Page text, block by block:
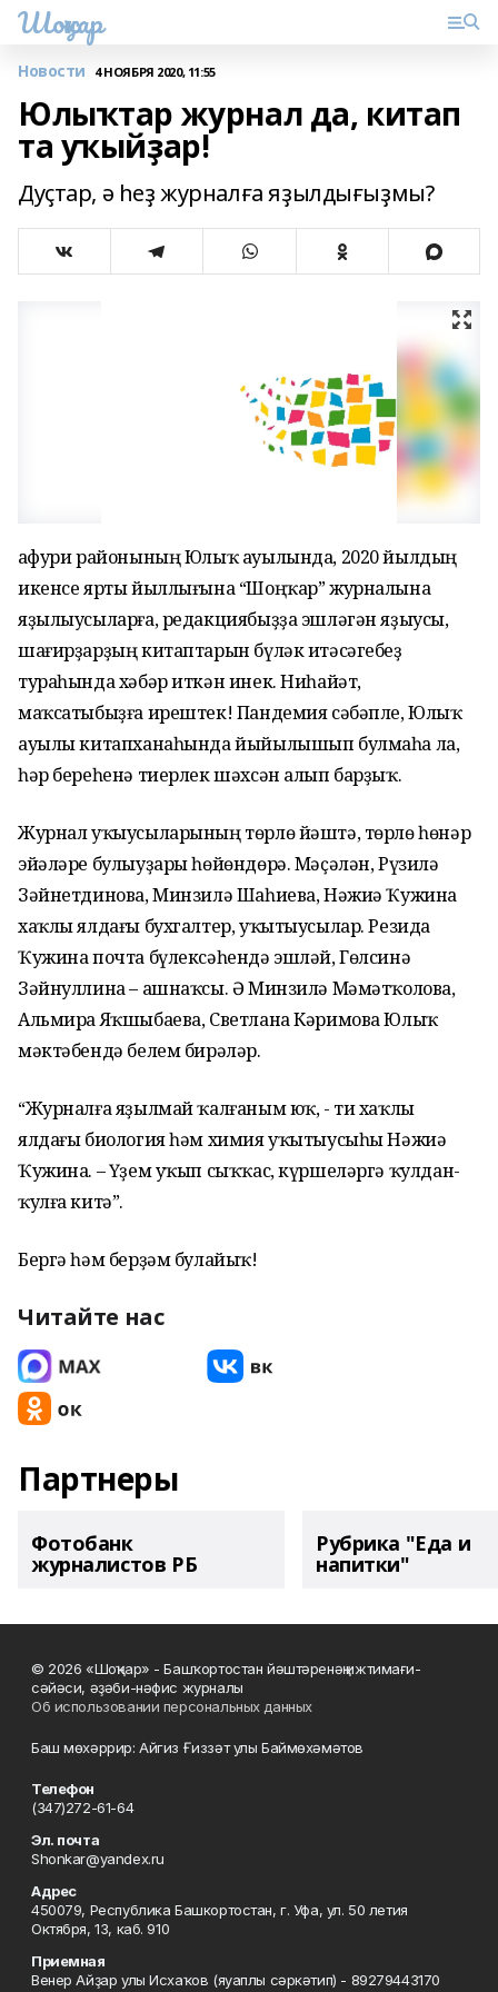
Шоңҡар
Новости 4 НОЯБРЯ 2020, 11:55
Юлыҡтар журнал да, китап
та уҡыйҙар!
Дуҫтар, ә һеҙ журналға яҙылдығыҙмы?
Ғафури районының Юлыҡ ауылында, 2020 йылдың
икенсе ярты йыллығына “Шоңҡар” журналына
яҙылыусыларға, редакциябыҙҙа эшләгән яҙыусы,
шағирҙарҙың китаптарын бүләк итәсәгебеҙ
тураһында хәбәр иткән инек. Ниһайәт,
маҡсатыбыҙға ирештек! Пандемия сәбәпле, Юлыҡ
ауылы китапханаһында йыйылышып булмаһа ла,
һәр береһенә тиерлек шәхсән алып барҙыҡ.
Журнал уҡыусыларының төрлө йәштә, төрлө һөнәр
эйәләре булыуҙары һөйөндөрә. Мәҫәлән, Рүзилә
Зәйнетдинова, Минзилә Шаһиева, Нәжиә Ҡужина
хаҡлы ялдағы бухгалтер, уҡытыусылар. Резида
Ҡужина почта бүлексәһендә эшләй, Гөлсинә
Зәйнуллина – ашнаҡсы. Ә Минзилә Мәмәтҡолова,
Альмира Яҡшыбаева, Светлана Кәримова Юлыҡ
мәктәбендә белем бирәләр.
“Журналға яҙылмай ҡалғаным юҡ, - ти хаҡлы
ялдағы биология һәм химия уҡытыусыһы Нәжиә
Ҡужина. – Үҙем уҡып сыҡҡас, күршеләргә ҡулдан-
ҡулға китә”.
Бергә һәм берҙәм булайыҡ!
Читайте нас
Партнеры
Фотобанк
журналистов РБ
Рубрика "Еда и
напитки"
© 2026 «Шоңҡар» - Башҡортостан йәштәренәң ижтимағи-
сәйәси, әҙәби-нәфис журналы
Об использовании персональных данных
Баш мөхәррир: Айгиз Ғиззәт улы Баймөхәмәтов
Телефон
(347)272-61-64
Эл. почта
Shonkar@yandex.ru
Адрес
450079, Республика Башкортостан, г. Уфа, ул. 50 летия
Октября, 13, каб. 910
Приемная
Венер Айҙар улы Исхаҡов (яуаплы сәркәтип) - 89279443170